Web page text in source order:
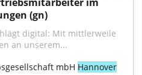
(gn)
digital: Mit mittlerweile
an unserem...
mbH Hannover